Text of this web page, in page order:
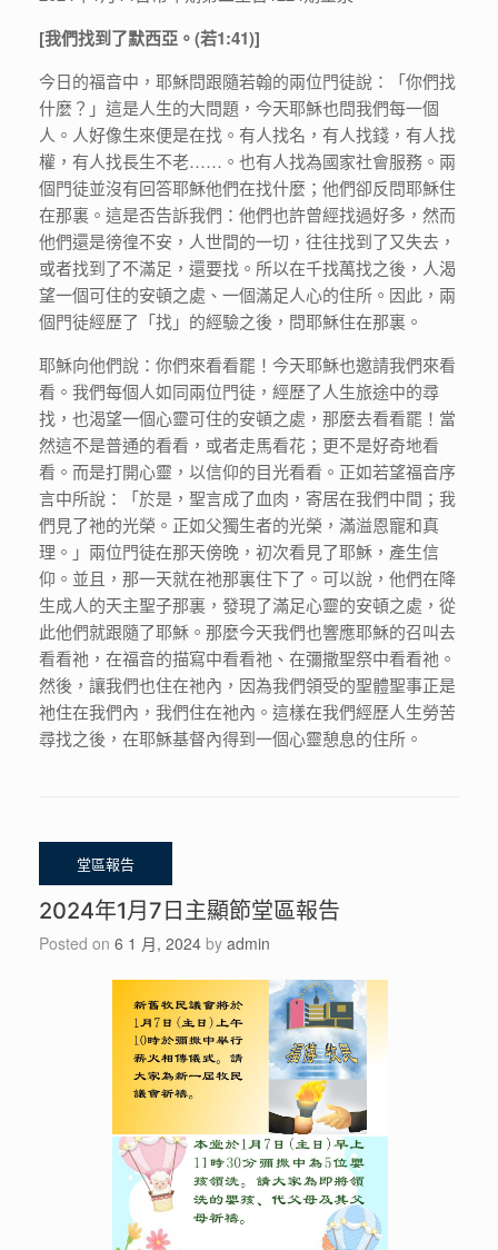
[我們找到了默西亞。(若1:41)]
今日的福音中，耶穌問跟隨若翰的兩位門徒說：「你們找
什麼？」這是人生的大問題，今天耶穌也問我們每一個
人。人好像生來便是在找。有人找名，有人找錢，有人找
權，有人找長生不老……。也有人找為國家社會服務。兩
個門徒並沒有回答耶穌他們在找什麼；他們卻反問耶穌住
在那裏。這是否告訴我們：他們也許曾經找過好多，然而
他們還是徬徨不安，人世間的一切，往往找到了又失去，
或者找到了不滿足，還要找。所以在千找萬找之後，人渴
望一個可住的安頓之處、一個滿足人心的住所。因此，兩
個門徒經歷了「找」的經驗之後，問耶穌住在那裏。
耶穌向他們說：你們來看看罷！今天耶穌也邀請我們來看
看。我們每個人如同兩位門徒，經歷了人生旅途中的尋
找，也渴望一個心靈可住的安頓之處，那麼去看看罷！當
然這不是普通的看看，或者走馬看花；更不是好奇地看
看。而是打開心靈，以信仰的目光看看。正如若望福音序
言中所說：「於是，聖言成了血肉，寄居在我們中間；我
們見了祂的光榮。正如父獨生者的光榮，滿溢恩寵和真
理。」兩位門徒在那天傍晚，初次看見了耶穌，產生信
仰。並且，那一天就在祂那裏住下了。可以說，他們在降
生成人的天主聖子那裏，發現了滿足心靈的安頓之處，從
此他們就跟隨了耶穌。那麼今天我們也響應耶穌的召叫去
看看祂，在福音的描寫中看看祂、在彌撒聖祭中看看祂。
然後，讓我們也住在祂內，因為我們領受的聖體聖事正是
祂住在我們內，我們住在祂內。這樣在我們經歷人生勞苦
尋找之後，在耶穌基督內得到一個心靈憩息的住所。
2024年1月7日主顯節堂區報告
Posted on 6 1 月, 2024 by admin